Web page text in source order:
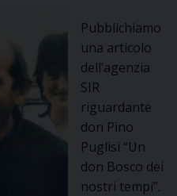
Pubblichiamo
una articolo
dell’agenzia
SIR
riguardante
don Pino
Puglisi “Un
don Bosco dei
nostri tempi”.